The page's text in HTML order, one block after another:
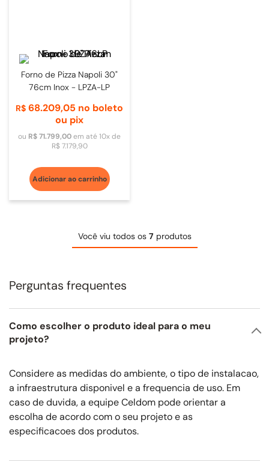
Forno de Pizza Napoli 30"
76cm Inox - LPZA-LP
R$ 68.209,05 no boleto
ou pix
ou R$71.799,00em até10x de
R$ 7.179,90
Adicionar ao carrinho
Você viu todos os 7 produtos
Perguntas frequentes
Como escolher o produto ideal para o meu
projeto?
Considere as medidas do ambiente, o tipo de instalacao,
a infraestrutura disponivel e a frequencia de uso. Em
caso de duvida, a equipe Celdom pode orientar a
escolha de acordo com o seu projeto e as
especificacoes dos produtos.